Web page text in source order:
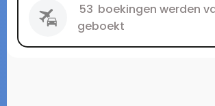
53 boekingen werden
geboekt